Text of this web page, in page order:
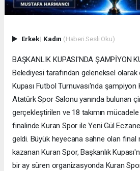
Erkek| Kadın (Haberi Sesli Oku)
BAŞKANLIK KUPASI'NDA ŞAMPİYON
Belediyesi tarafından geleneksel olarak
Kupası Futbol Turnuvası'nda şampiyon
Atatürk Spor Salonu yanında bulunan
gerçekleştirilen ve 18 takımın
finalinde Kuran Spor ile Yeni Gül
geldi. Büyük heyecana sahne olan final
kazanan Kuran Spor, Başkanlık
bir ay süren organizasyonda Kuran